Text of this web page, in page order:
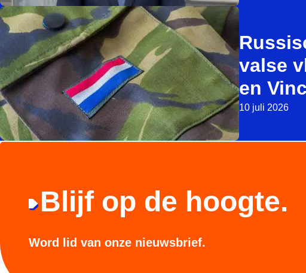
valse
en
10 juli 2026
Blijf op de hoogte.
Word lid van onze nieuwsbrief.